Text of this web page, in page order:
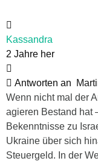
Kassandra
2 Jahre her
Antworten an
Wenn nicht mal der
agieren Bestand hat
Bekenntnisse zu
Ukraine über sich
Steuergeld. In der